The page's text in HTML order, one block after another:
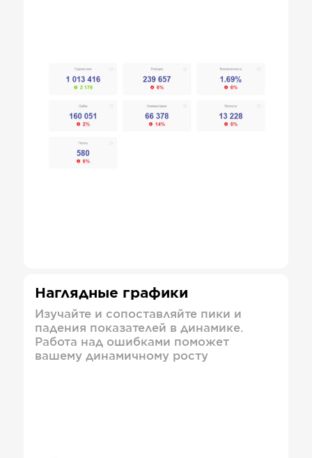
Наглядные графики
Изучайте и сопоставляйте пики и
падения показателей в динамике.
Работа над ошибками поможет
вашему динамичному росту